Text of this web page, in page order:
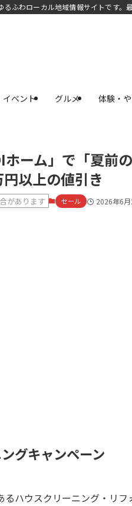
ふわローカル地域情報サイトです。
イベント グルメ 体験・
ホーム」で「夏前
以上の値引き
があります セール 2026年6
グキャンペーン
るハウスクリーニング・リフ